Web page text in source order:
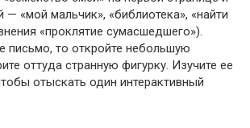
— «мой мальчик», «библиотека», «найти
«проклятие сумасшедшего»).
письмо, то откройте небольшую
оттуда странную фигурку. Изучите ее
отыскать один интерактивный